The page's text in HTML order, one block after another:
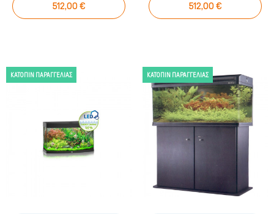
512,00 € 512,00 €
ΚΑΤΌΠΙΝ ΠΑΡΑΓΓΕΛΊΑΣ ΚΑΤΌΠΙΝ ΠΑΡΑΓΓΕΛΊΑΣ